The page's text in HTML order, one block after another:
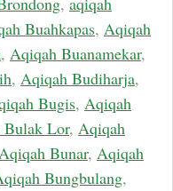
Buahkapas, Aqiqah
, Aqiqah Buanamekar,
, Aqiqah Budiharja,
Bugis, Aqiqah
Bulak Lor, Aqiqah
Bunar, Aqiqah
Bungbulang,